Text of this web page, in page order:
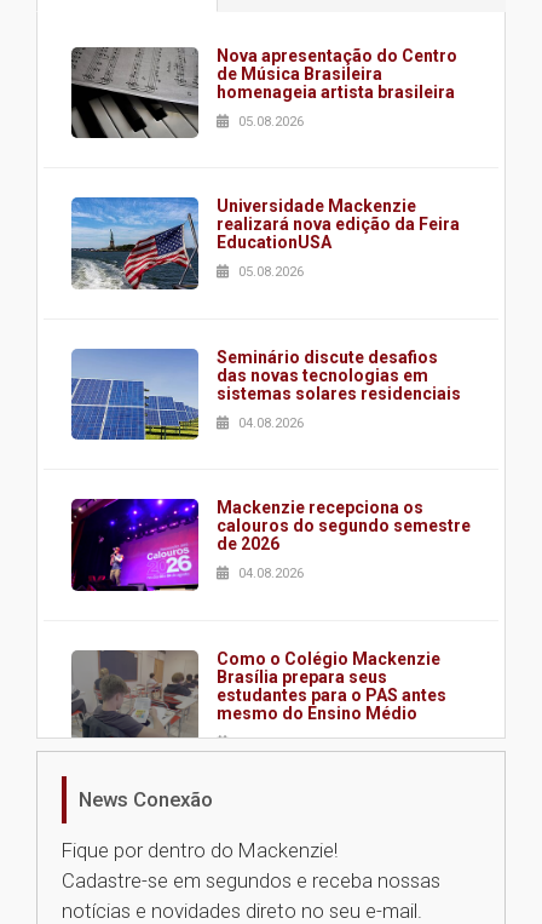
Nova apresentação do Centro
de Música Brasileira
homenageia artista brasileira
05.08.2026
Universidade Mackenzie
realizará nova edição da Feira
EducationUSA
05.08.2026
Seminário discute desafios
das novas tecnologias em
sistemas solares residenciais
04.08.2026
Mackenzie recepciona os
calouros do segundo semestre
de 2026
04.08.2026
Como o Colégio Mackenzie
Brasília prepara seus
estudantes para o PAS antes
mesmo do Ensino Médio
04.08.2026
na educação dos filhos além da
escola
04.08.2026
News Conexão
Fique por dentro do Mackenzie!
Cadastre-se em segundos e receba nossas
notícias e novidades direto no seu e-mail.